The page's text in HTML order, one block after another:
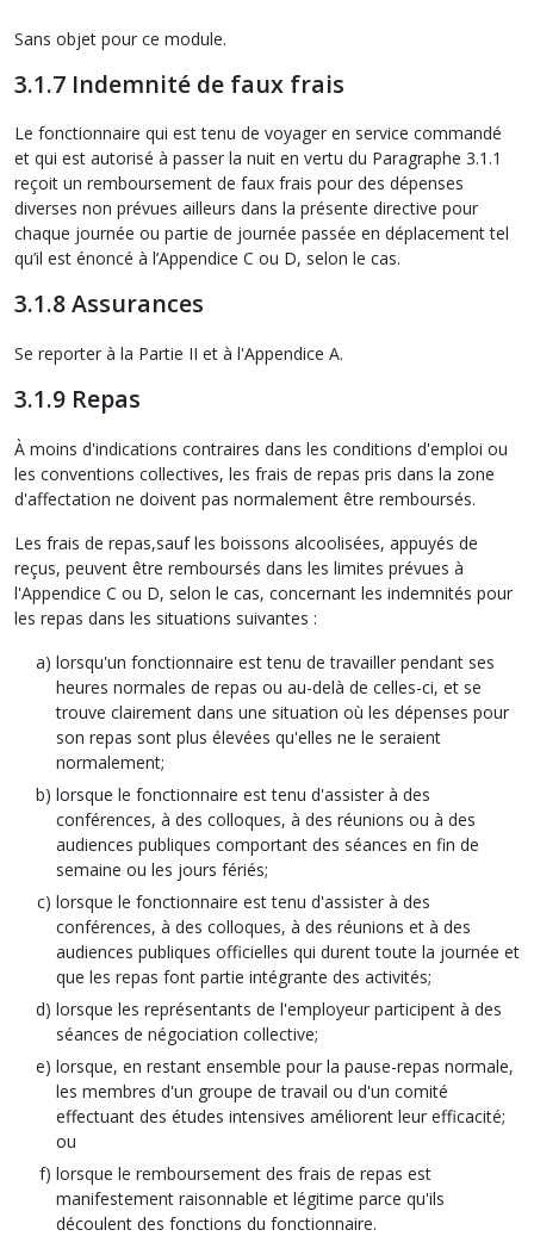
Sans objet pour ce module.
3.1.7 Indemnité de faux frais
Le fonctionnaire qui est tenu de voyager en service commandé
et qui est autorisé à passer la nuit en vertu du Paragraphe 3.1.1
reçoit un remboursement de faux frais pour des dépenses
diverses non prévues ailleurs dans la présente directive pour
chaque journée ou partie de journée passée en déplacement tel
qu’il est énoncé à l’Appendice C ou D, selon le cas.
3.1.8 Assurances
Se reporter à la Partie II et à l'Appendice A.
3.1.9 Repas
À moins d'indications contraires dans les conditions d'emploi ou
les conventions collectives, les frais de repas pris dans la zone
d'affectation ne doivent pas normalement être remboursés.
Les frais de repas,sauf les boissons alcoolisées, appuyés de
reçus, peuvent être remboursés dans les limites prévues à
l'Appendice C ou D, selon le cas, concernant les indemnités pour
les repas dans les situations suivantes :
lorsqu'un fonctionnaire est tenu de travailler pendant ses
heures normales de repas ou au-delà de celles-ci, et se
trouve clairement dans une situation où les dépenses pour
son repas sont plus élevées qu'elles ne le seraient
normalement;
lorsque le fonctionnaire est tenu d'assister à des
conférences, à des colloques, à des réunions ou à des
audiences publiques comportant des séances en fin de
semaine ou les jours fériés;
lorsque le fonctionnaire est tenu d'assister à des
conférences, à des colloques, à des réunions et à des
audiences publiques officielles qui durent toute la journée et
que les repas font partie intégrante des activités;
lorsque les représentants de l'employeur participent à des
séances de négociation collective;
lorsque, en restant ensemble pour la pause-repas normale,
les membres d'un groupe de travail ou d'un comité
effectuant des études intensives améliorent leur efficacité;
ou
lorsque le remboursement des frais de repas est
manifestement raisonnable et légitime parce qu'ils
découlent des fonctions du fonctionnaire.